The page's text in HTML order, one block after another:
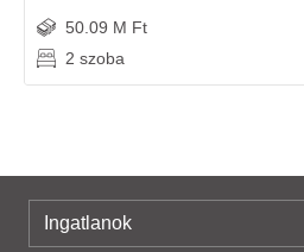
50.09 M Ft
2 szoba
Ingatlanok